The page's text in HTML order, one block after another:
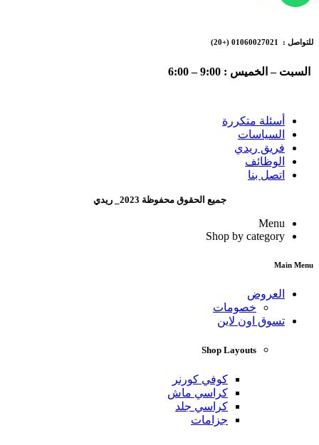
للتواصل : 01060027021 (+20)
السبت – الخميس : 9:00 – 6:00
أسئلة متكررة
السياسات
فريق ريدي
الوظائف
اتصل بنا
جميع الحقوق محفوظة 2023_ ريدي
Menu
Shop by category
Main Menu
العروض
خصومات
تسوق اون لاين
Shop Layouts
كوفي كورنر
كراسي ماش
كراسي جلد
جزامات